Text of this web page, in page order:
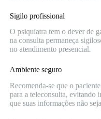
Sigilo profissional
O psiquiatra tem o dever de
na consulta permaneça
no atendimento presencial.
Ambiente seguro
Recomenda-se que o
para a teleconsulta, evitando
que suas informações não